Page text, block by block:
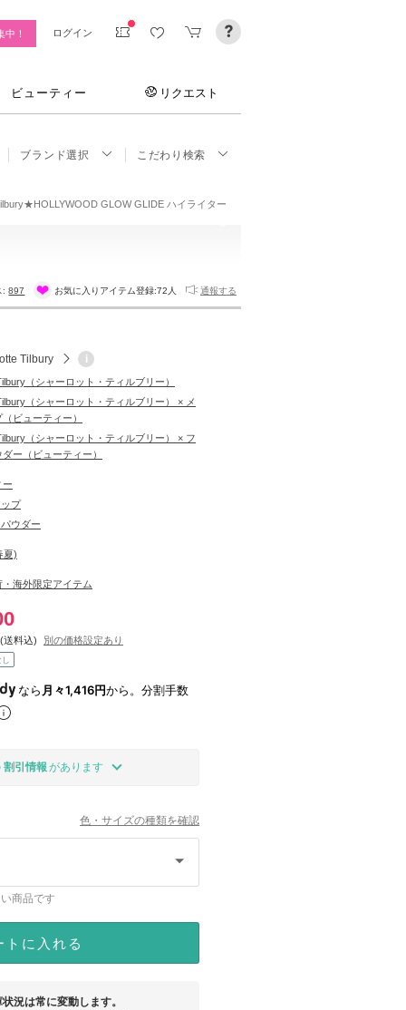
中！ ログイン
ビューティー リクエスト
ブランド選択 こだわり検索
GLOW GLIDE ハイライター
:897 お気に入りアイテム登録:72人 通報する
Tilbury i
（シャーロット・ティルブリー）
（シャーロット・ティルブリー） × メ
ビューティー）
（シャーロット・ティルブリー） × フ
ー（ビューティー）
ー
ップ
ウダー
夏)
・海外限定アイテム
送料込) 別の価格設定あり
なら月々1,416円から。分割手数
割引情報 があります
色・サイズの種類を確認
商品です
トに入れる
況は常に変動します。